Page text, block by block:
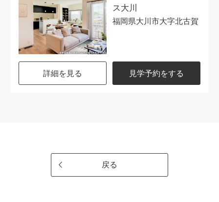
ス大川
福岡県大川市大字北古賀
詳細を見る 見学予約をする
戻る